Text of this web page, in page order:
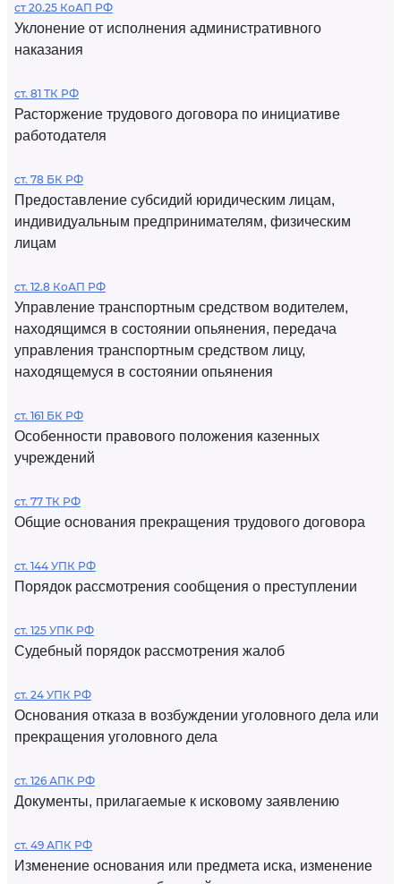
ст 20.25 КоАП РФ
Уклонение от исполнения административного
наказания
ст. 81 ТК РФ
Расторжение трудового договора по инициативе
работодателя
ст. 78 БК РФ
Предоставление субсидий юридическим лицам,
индивидуальным предпринимателям, физическим
лицам
ст. 12.8 КоАП РФ
Управление транспортным средством водителем,
находящимся в состоянии опьянения, передача
управления транспортным средством лицу,
находящемуся в состоянии опьянения
ст. 161 БК РФ
Особенности правового положения казенных
учреждений
ст. 77 ТК РФ
Общие основания прекращения трудового договора
ст. 144 УПК РФ
Порядок рассмотрения сообщения о преступлении
ст. 125 УПК РФ
Судебный порядок рассмотрения жалоб
ст. 24 УПК РФ
Основания отказа в возбуждении уголовного дела или
прекращения уголовного дела
ст. 126 АПК РФ
Документы, прилагаемые к исковому заявлению
ст. 49 АПК РФ
Изменение основания или предмета иска, изменение